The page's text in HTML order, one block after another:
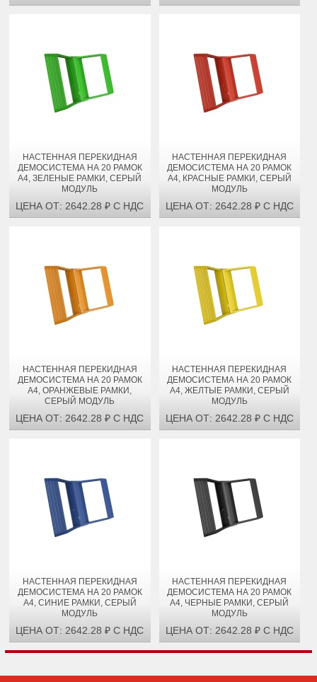
НАСТЕННАЯ ПЕРЕКИДНАЯ
ДЕМОСИСТЕМА НА 20 РАМОК
А4, ЗЕЛЕНЫЕ РАМКИ, СЕРЫЙ
МОДУЛЬ
ЦЕНА ОТ: 2642.28 ₽ С НДС
НАСТЕННАЯ ПЕРЕКИДНАЯ
ДЕМОСИСТЕМА НА 20 РАМОК
А4, КРАСНЫЕ РАМКИ, СЕРЫЙ
МОДУЛЬ
ЦЕНА ОТ: 2642.28 ₽ С НДС
НАСТЕННАЯ ПЕРЕКИДНАЯ
ДЕМОСИСТЕМА НА 20 РАМОК
А4, ОРАНЖЕВЫЕ РАМКИ,
СЕРЫЙ МОДУЛЬ
ЦЕНА ОТ: 2642.28 ₽ С НДС
НАСТЕННАЯ ПЕРЕКИДНАЯ
ДЕМОСИСТЕМА НА 20 РАМОК
А4, ЖЕЛТЫЕ РАМКИ, СЕРЫЙ
МОДУЛЬ
ЦЕНА ОТ: 2642.28 ₽ С НДС
НАСТЕННАЯ ПЕРЕКИДНАЯ
ДЕМОСИСТЕМА НА 20 РАМОК
А4, СИНИЕ РАМКИ, СЕРЫЙ
МОДУЛЬ
ЦЕНА ОТ: 2642.28 ₽ С НДС
НАСТЕННАЯ ПЕРЕКИДНАЯ
ДЕМОСИСТЕМА НА 20 РАМОК
А4, ЧЕРНЫЕ РАМКИ, СЕРЫЙ
МОДУЛЬ
ЦЕНА ОТ: 2642.28 ₽ С НДС